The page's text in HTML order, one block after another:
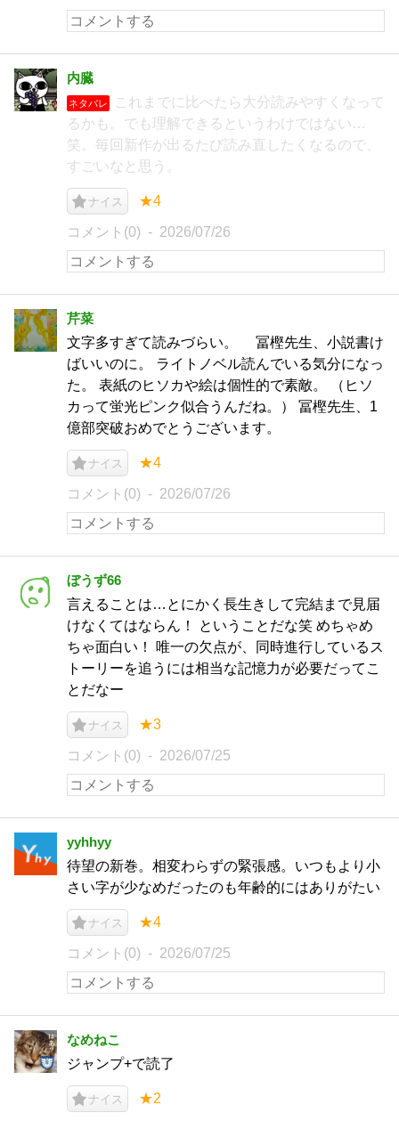
内臓
ネタバレ
これまでに比べたら大分読みやすくなって
るかも。でも理解できるというわけではない…
笑。毎回新作が出るたび読み直したくなるので、
すごいなと思う。
ナイス ★4
コメント(0) 2026/07/26
芹菜
文字多すぎて読みづらい。 冨樫先生、小説書け
ばいいのに。 ライトノベル読んでいる気分になっ
た。 表紙のヒソカや絵は個性的で素敵。 （ヒソ
カって蛍光ピンク似合うんだね。） 冨樫先生、1
億部突破おめでとうございます。
ナイス ★4
コメント(0) 2026/07/26
ぼうず66
言えることは…とにかく長生きして完結まで見届
けなくてはならん！ ということだな笑 めちゃめ
ちゃ面白い！ 唯一の欠点が、同時進行しているス
トーリーを追うには相当な記憶力が必要だってこ
とだなー
ナイス ★3
コメント(0) 2026/07/25
yyhhyy
待望の新巻。相変わらずの緊張感。いつもより小
さい字が少なめだったのも年齢的にはありがたい
ナイス ★4
コメント(0) 2026/07/25
なめねこ
ジャンプ+で読了
ナイス ★2